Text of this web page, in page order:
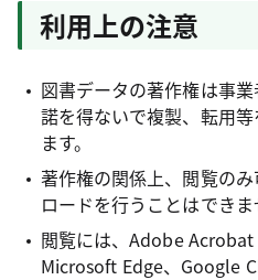
利用上の注意
図書データの著作権は事
諾を得ないで複製、転用
ます。
著作権の関係上、閲覧の
ロードを行うことはできま
閲覧には、Adobe Acrobat
Microsoft Edge、Google